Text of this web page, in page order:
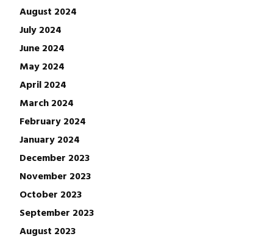
August 2024
July 2024
June 2024
May 2024
April 2024
March 2024
February 2024
January 2024
December 2023
November 2023
October 2023
September 2023
August 2023